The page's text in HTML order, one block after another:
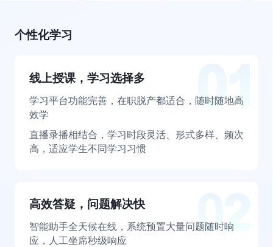
个性化学习
线上授课，学习选择多
学习平台功能完善，在职脱产都适合，随时随地高
效学
直播录播相结合，学习时段灵活、形式多样、频次
高，适应学生不同学习习惯
高效答疑，问题解决快
智能助手全天候在线，系统预置大量问题随时响
应，人工坐席秒级响应